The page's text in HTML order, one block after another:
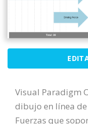
Visual Paradigm
dibujo en línea
Fuerzas que